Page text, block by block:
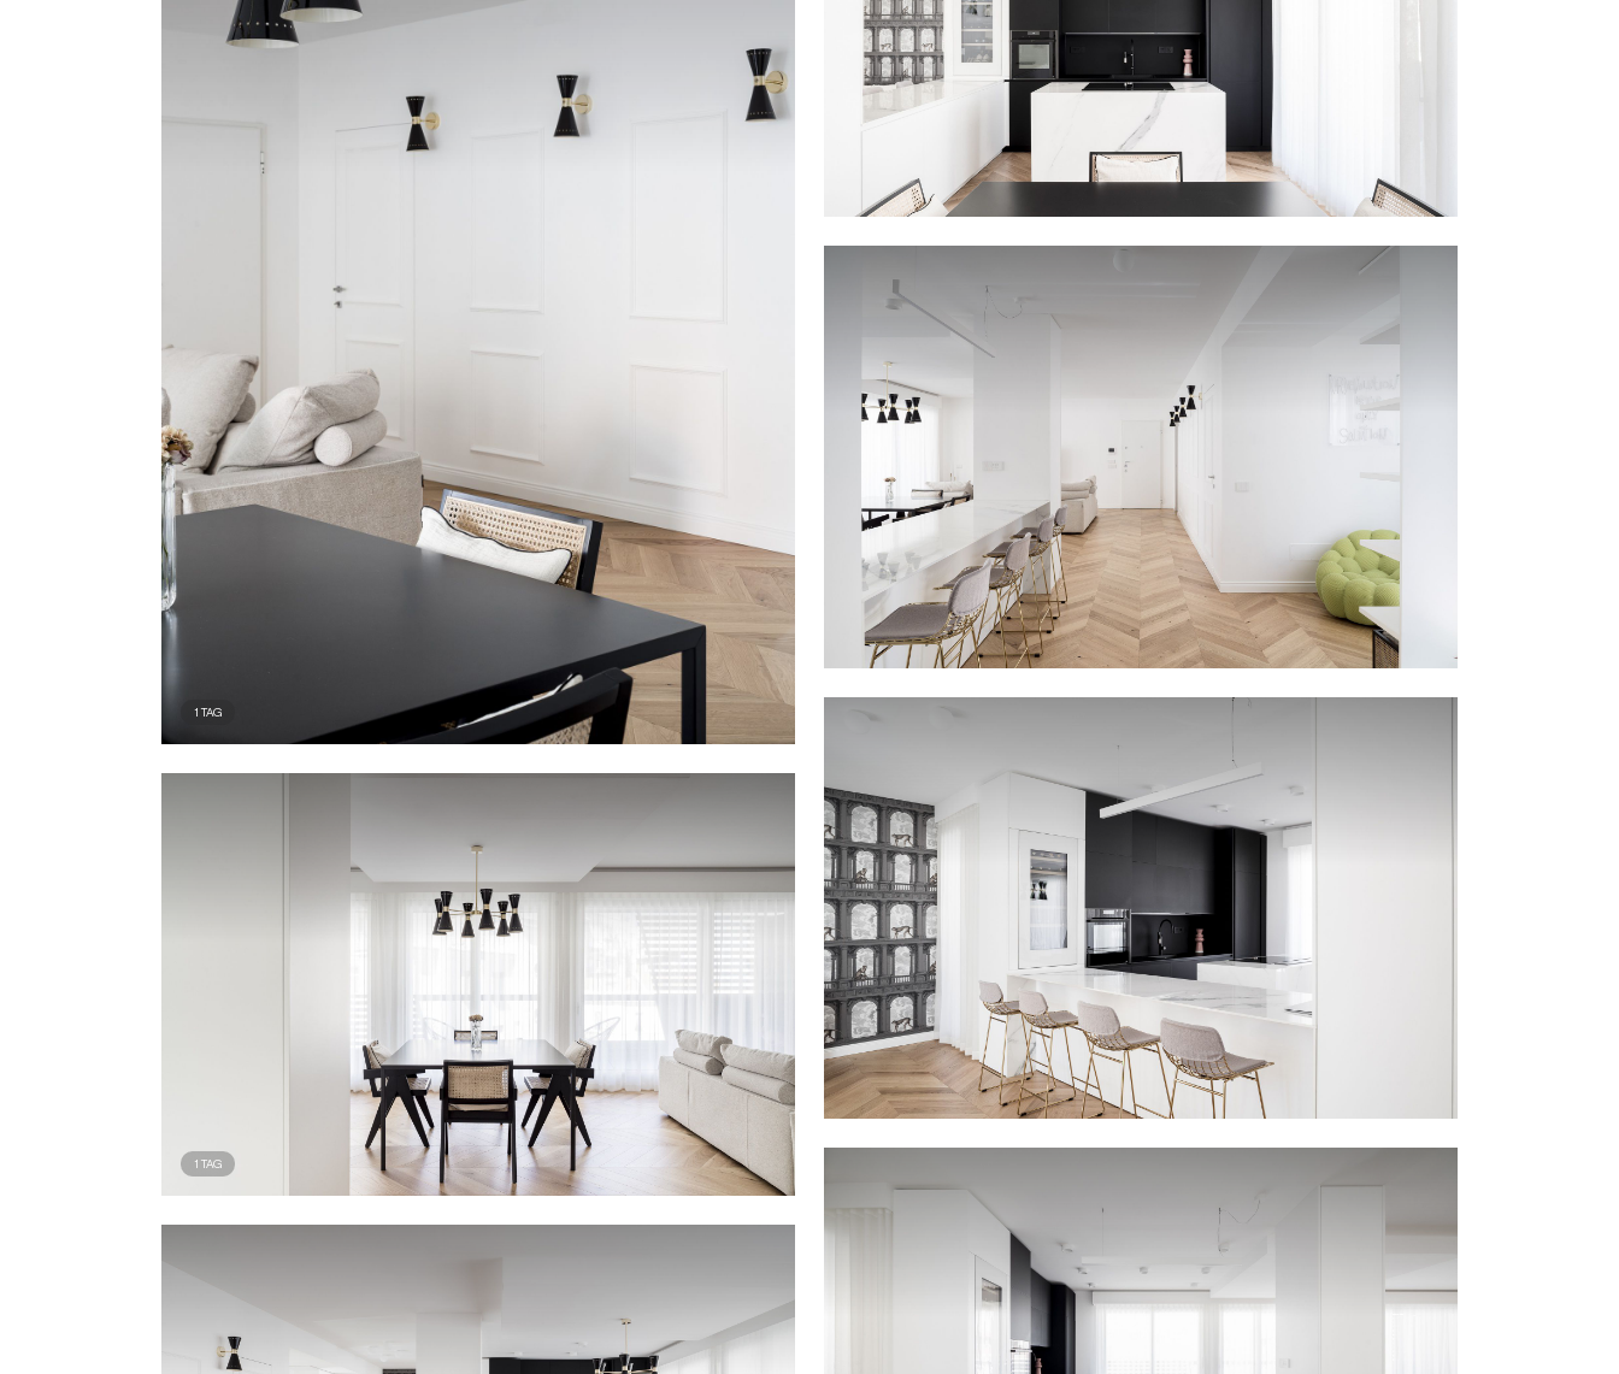
1 TAG
1 TAG